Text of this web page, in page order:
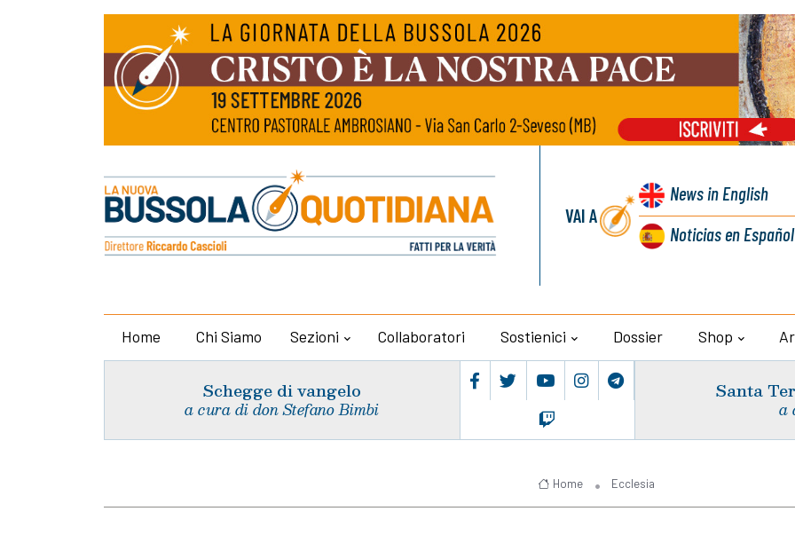
VAI A
Newsin English
Noticiasen Español
Home Chi Siamo Sezioni Collaboratori Sostienici Dossier Shop
Schegge di vangelo
a cura di don Stefano Bimbi
Santa
a
Home Ecclesia